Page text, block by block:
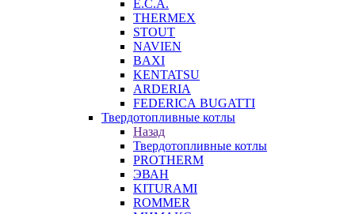
E.C.A.
THERMEX
STOUT
NAVIEN
BAXI
KENTATSU
ARDERIA
FEDERICА BUGATTI
Твердотопливные котлы
Назад
Твердотопливные котлы
PROTHERM
ЭВАН
KITURAMI
ROMMER